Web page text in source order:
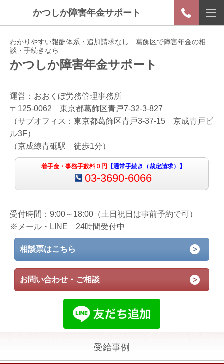
かつしか障害年金サポート
わかりやすい報酬体系・追加請求なし 葛飾区で障害年金の相
談・手続きなら
かつしか障害年金サポート
運営：おおくぼ労務管理事務所
〒125-0062 東京都葛飾区青戸7-32-3-827
（サブオフィス：東京都葛飾区青戸3-37-15 京成青戸ビ
ル3F）
（京成線青砥駅 徒歩1分）
着手金・事務手数料０ 円 【通常手続き（裁定請求）】
03-3690-6066
受付時間：9:00～18:00（土日祝日は事前予約で可）
※メール・LINE 24時間受付中
相談票はこちら
お問い合わせ・ご相談
受給事例